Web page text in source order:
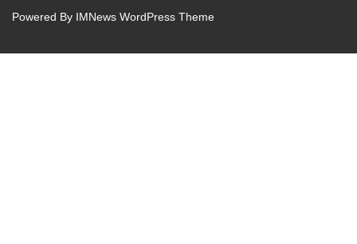
Powered By IMNews WordPress Theme